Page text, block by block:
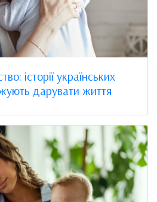
історії українських
дарувати життя